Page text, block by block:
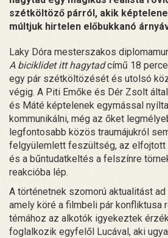
szétköltöző párról, akik
múltjuk hirtelen előbukkanó
Laky Dóra mesterszakos
A biciklidet itt hagytadcímű 18
egy pár szétköltözését és utolsó
végig. A Piti Emőke és Dér Zsolt
és Máté képtelenek egymással
kommunikálni, még az őket
legfontosabb közös traumájukról
felgyülemlett feszültség, az elfojtott
és a bűntudatkeltés a felszínre
reakcióba lép.
A történetnek szomorú aktualitást
amely köré a filmbeli pár konfliktusa
témához az alkotók igyekeztek
foglalkozik egyfelől Lucával, aki